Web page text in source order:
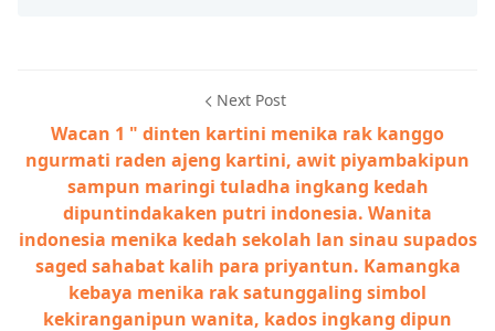
Next Post
Wacan 1 " dinten kartini menika rak kanggo
ngurmati raden ajeng kartini, awit piyambakipun
sampun maringi tuladha ingkang kedah
dipuntindakaken putri indonesia. Wanita
indonesia menika kedah sekolah lan sinau supados
saged sahabat kalih para priyantun. Kamangka
kebaya menika rak satunggaling simbol
kekiranganipun wanita, kados ingkang dipun